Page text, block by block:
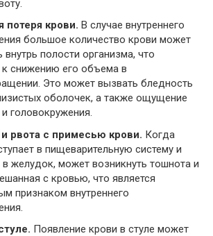
потеря крови. В случае внутреннего
большое количество крови может
внутрь полости организма, что
к снижению его объема в
Это может вызвать бледность
оболочек, а также ощущение
головокружения.
рвота с примесью крови. Когда
в пищеварительную систему и
в желудок, может возникнуть тошнота и
с кровью, что является
признаком внутреннего
Появление крови в стуле может